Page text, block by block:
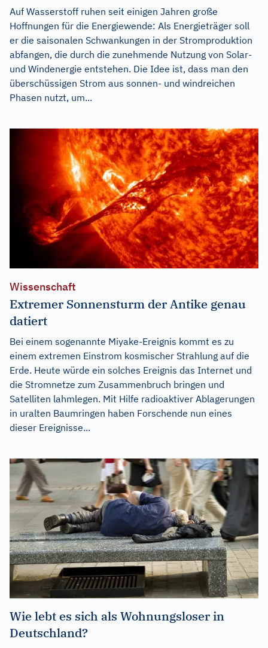
Auf Wasserstoff ruhen seit einigen Jahren große
Hoffnungen für die Energiewende: Als Energieträger soll
er die saisonalen Schwankungen in der Stromproduktion
abfangen, die durch die zunehmende Nutzung von Solar-
und Windenergie entstehen. Die Idee ist, dass man den
überschüssigen Strom aus sonnen- und windreichen
Phasen nutzt, um...
Wissenschaft
Extremer Sonnensturm der Antike genau
datiert
Bei einem sogenannte Miyake-Ereignis kommt es zu
einem extremen Einstrom kosmischer Strahlung auf die
Erde. Heute würde ein solches Ereignis das Internet und
die Stromnetze zum Zusammenbruch bringen und
Satelliten lahmlegen. Mit Hilfe radioaktiver Ablagerungen
in uralten Baumringen haben Forschende nun eines
dieser Ereignisse...
Wie lebt es sich als Wohnungsloser in
Deutschland?